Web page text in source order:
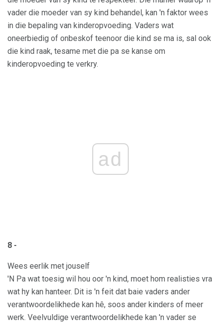
vader die moeder van sy kind behandel, kan 'n faktor wees
in die bepaling van kinderopvoeding. Vaders wat
oneerbiedig of onbeskof teenoor die kind se ma is, sal ook
die kind raak, tesame met die pa se kanse om
kinderopvoeding te verkry.
ad
8 -
Wees eerlik met jouself
'N Pa wat toesig wil hou oor 'n kind, moet hom realisties vra
wat hy kan hanteer. Dit is 'n feit dat baie vaders ander
verantwoordelikhede kan hê, soos ander kinders of meer
werk. Veelvuldige verantwoordelikhede kan 'n vader se